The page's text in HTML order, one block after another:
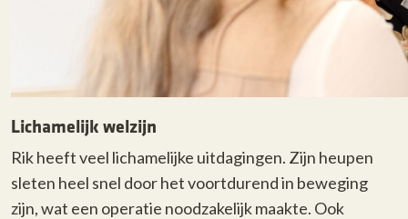
Lichamelijk welzijn
Rik heeft veel lichamelijke uitdagingen. Zijn heupen
sleten heel snel door het voortdurend in beweging
zijn, wat een operatie noodzakelijk maakte. Ook